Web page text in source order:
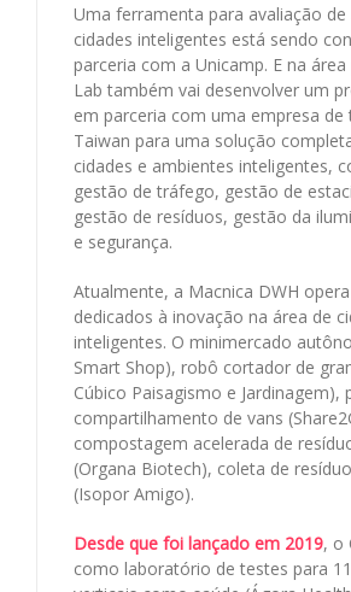
Uma ferramenta para avaliação
cidades inteligentes está sendo
parceria com a Unicamp. E na
Lab também vai desenvolver um
em parceria com uma empresa de
Taiwan para uma solução
cidades e ambientes inteligentes,
gestão de tráfego, gestão de
gestão de resíduos, gestão da
e segurança.
Atualmente, a Macnica DWH
dedicados à inovação na área de
inteligentes. O minimercado
Smart Shop), robô cortador de
Cúbico Paisagismo e Jardinagem),
compartilhamento de vans
compostagem acelerada de
(Organa Biotech), coleta de
(Isopor Amigo).
Desde que foi lançado em 2019, o
como laboratório de testes para